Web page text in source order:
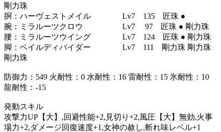
剛力珠
胴：ハーヴェストメイル Lv7 135 匠珠 ●
腕：ミラルーツクロウ Lv7 97 匠珠 ● 剛力珠
腰：ミラルーツウイング Lv7 124 匠珠 ● 剛力珠
脚：ベイルディバイダー Lv7 111 剛力珠 剛力珠
剛力珠
防御力：549 火耐性：0 水耐性：16 雷耐性：15 氷耐性：10
龍耐性：-15
発動スキル
攻撃力UP【大】,回避性能+2,見切り+2,風圧【大】無効,火事
場力+2,ダメージ回復速度+1,女神の赦し,斬れ味レベル+1